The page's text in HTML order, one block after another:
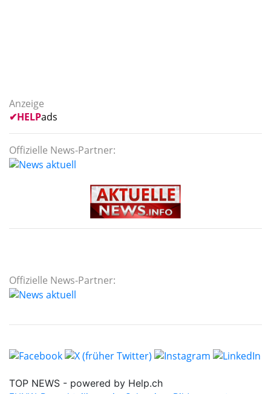
Anzeige
✔HELPads
Offizielle News-Partner:
Offizielle News-Partner: